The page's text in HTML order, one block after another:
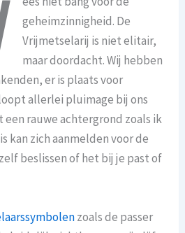
geheimzinnigheid. De
Vrijmetselarij is niet elitair,
maar doordacht. Wij hebben
er is plaats voor
allerlei pluimage bij ons
een rauwe achtergrond zoals ik
kan zich aanmelden voor de
beslissen of het bij je past of
zoals de passer